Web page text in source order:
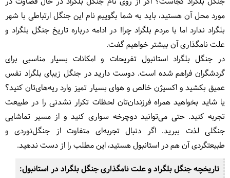
مورد محل آن هستید، باید به شما بگوییم نام این جنگل ارتباطی با شهر
بلگراد ندارد اما با مردم بلگراد چرا! در ادامه درباره تاریخ جنگل بلگراد و
علت نامگذاری آن بیشتر خواهیم گفت.
در جنگل بلگراد استانبول تفریحات و امکانات بسیار مناسبی برای
گردشگران فراهم شده است. دوست دارید در جنگل‌ زیبای بلگراد نفس
عمیق بکشید و اکسیژن خالص و هوای بسیار تمیز وارد ریه‌های‌تان کنید؟
یا شاید بخواهید همراه فرزندان‌تان لحظات تکرار نشدنی را در طبیعت
تجربه کنید. حتی می‌توانید دوچرخه سواری کنید و از مسیر تماشایی
جنگلی لذت ببرید. اگر دنبال تجربه‌ای متفاوت از جنگل‌نوردی و
طبیعتگردی آن هم در استانبول هستید، این مطلب را از دست ندهید.
تاریخچه جنگل بلگراد و علت نامگذاری جنگل بلگراد در استانبول: